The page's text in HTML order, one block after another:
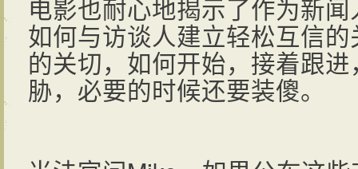
电影也耐心地揭示了作为新
如何与访谈人建立轻松互信
的关切，如何开始，接着跟
胁，必要的时候还要装傻。